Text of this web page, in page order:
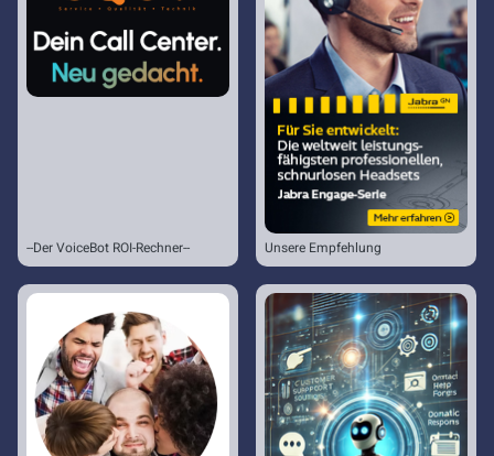
--Der VoiceBot ROI-Rechner-- Unsere Empfehlung